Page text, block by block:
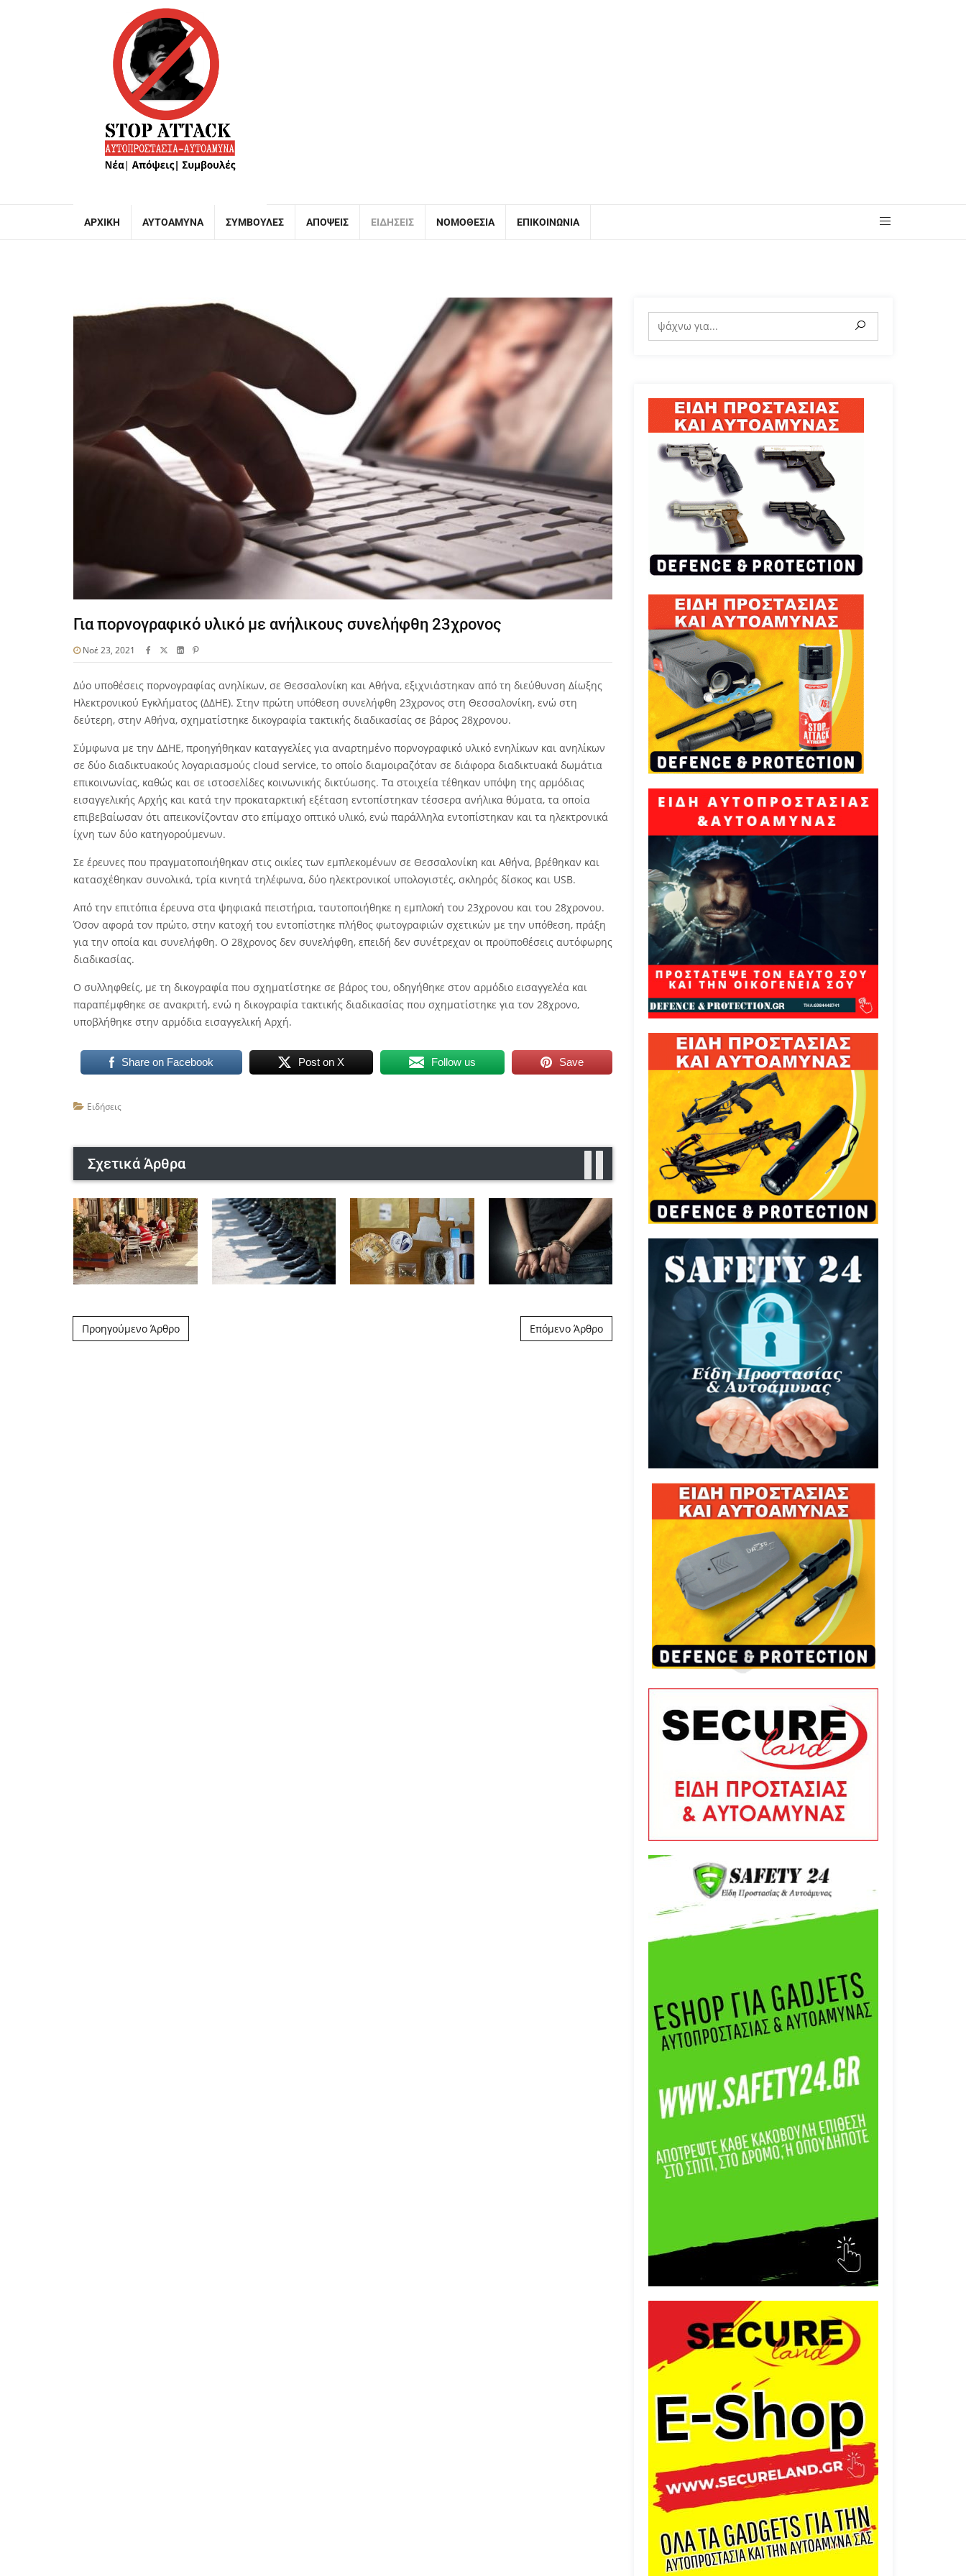
ΑΡΧΙΚΉ ΑΥΤΟΆΜΥΝΑ ΣΥΜΒΟΥΛΈΣ ΑΠΌΨΕΙΣ ΕΙΔΉΣΕΙΣ ΝΟΜΟΘΕΣΊΑ ΕΠΙΚΟΙΝΩΝΊΑ
Για πορνογραφικό υλικό με ανήλικους συνελήφθη 23χρονος
Νοέ 23, 2021
Δύο υποθέσεις πορνογραφίας ανηλίκων, σε Θεσσαλονίκη και Αθήνα, εξιχνιάστηκαν από τη διεύθυνση Δίωξης
Ηλεκτρονικού Εγκλήματος (ΔΔΗΕ). Στην πρώτη υπόθεση συνελήφθη 23χρονος στη Θεσσαλονίκη, ενώ στη
δεύτερη, στην Αθήνα, σχηματίστηκε δικογραφία τακτικής διαδικασίας σε βάρος 28χρονου.
Σύμφωνα με την ΔΔΗΕ, προηγήθηκαν καταγγελίες για αναρτημένο πορνογραφικό υλικό ενηλίκων και ανηλίκων
σε δύο διαδικτυακούς λογαριασμούς cloud service, το οποίο διαμοιραζόταν σε διάφορα διαδικτυακά δωμάτια
επικοινωνίας, καθώς και σε ιστοσελίδες κοινωνικής δικτύωσης. Τα στοιχεία τέθηκαν υπόψη της αρμόδιας
εισαγγελικής Αρχής και κατά την προκαταρκτική εξέταση εντοπίστηκαν τέσσερα ανήλικα θύματα, τα οποία
επιβεβαίωσαν ότι απεικονίζονταν στο επίμαχο οπτικό υλικό, ενώ παράλληλα εντοπίστηκαν και τα ηλεκτρονικά
ίχνη των δύο κατηγορούμενων.
Σε έρευνες που πραγματοποιήθηκαν στις οικίες των εμπλεκομένων σε Θεσσαλονίκη και Αθήνα, βρέθηκαν και
κατασχέθηκαν συνολικά, τρία κινητά τηλέφωνα, δύο ηλεκτρονικοί υπολογιστές, σκληρός δίσκος και USB.
Από την επιτόπια έρευνα στα ψηφιακά πειστήρια, ταυτοποιήθηκε η εμπλοκή του 23χρονου και του 28χρονου.
Όσον αφορά τον πρώτο, στην κατοχή του εντοπίστηκε πλήθος φωτογραφιών σχετικών με την υπόθεση, πράξη
για την οποία και συνελήφθη. Ο 28χρονος δεν συνελήφθη, επειδή δεν συνέτρεχαν οι προϋποθέσεις αυτόφωρης
διαδικασίας.
Ο συλληφθείς, με τη δικογραφία που σχηματίστηκε σε βάρος του, οδηγήθηκε στον αρμόδιο εισαγγελέα και
παραπέμφθηκε σε ανακριτή, ενώ η δικογραφία τακτικής διαδικασίας που σχηματίστηκε για τον 28χρονο,
υποβλήθηκε στην αρμόδια εισαγγελική Αρχή.
Share on Facebook Post on X Follow us Save
Ειδήσεις
Σχετικά Άρθρα
Post navigation
Προηγούμενο Άρθρο Επόμενο Άρθρο